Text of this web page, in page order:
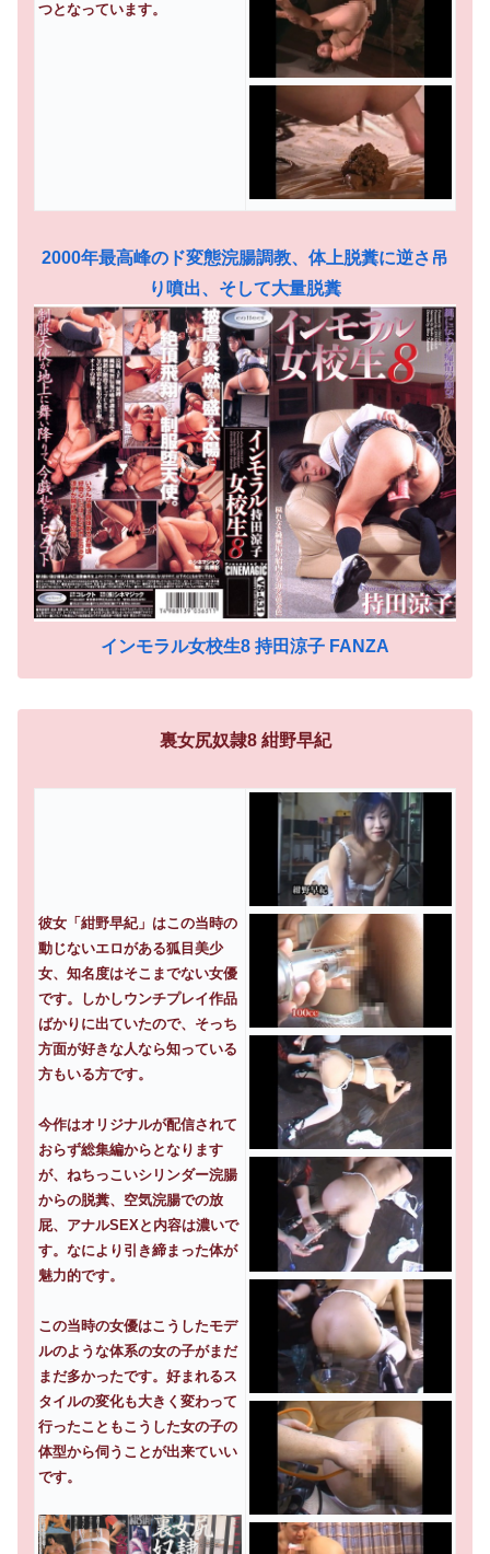
つとなっています。
2000年最高峰のド変態浣腸調教、体上脱糞に逆さ吊
り噴出、そして大量脱糞
インモラル女校生8 持田涼子 FANZA
裏女尻奴隷8 紺野早紀
彼女「紺野早紀」はこの当時の
動じないエロがある狐目美少
女、知名度はそこまでない女優
です。しかしウンチプレイ作品
ばかりに出ていたので、そっち
方面が好きな人なら知っている
方もいる方です。
今作はオリジナルが配信されて
おらず総集編からとなります
が、ねちっこいシリンダー浣腸
からの脱糞、空気浣腸での放
屁、アナルSEXと内容は濃いで
す。なにより引き締まった体が
魅力的です。
この当時の女優はこうしたモデ
ルのような体系の女の子がまだ
まだ多かったです。好まれるス
タイルの変化も大きく変わって
行ったこともこうした女の子の
体型から伺うことが出来ていい
です。